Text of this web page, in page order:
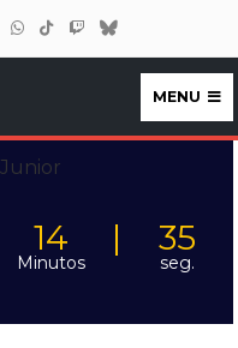
MENU
14
Minutos
33
seg.